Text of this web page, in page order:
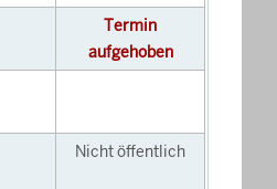
Termin
aufgehoben
Nicht öffentlich